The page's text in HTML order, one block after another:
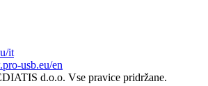
it
usb.eu/en
d.o.o. Vse pravice pridržane.